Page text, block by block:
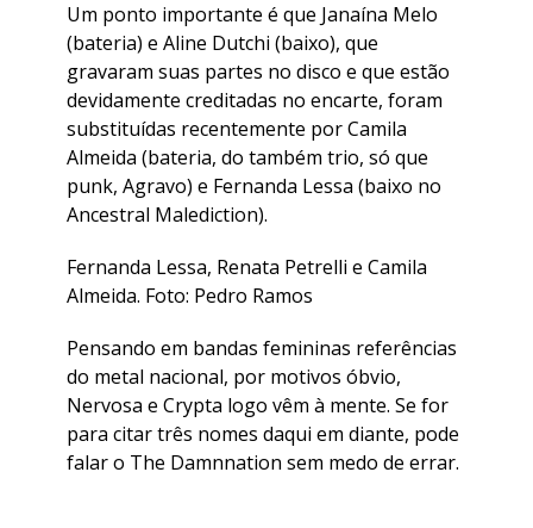
Um ponto importante é que Janaína Melo
(bateria) e Aline Dutchi (baixo), que
gravaram suas partes no disco e que estão
devidamente creditadas no encarte, foram
substituídas recentemente por Camila
Almeida (bateria, do também trio, só que
punk, Agravo) e Fernanda Lessa (baixo no
Ancestral Malediction).
Fernanda Lessa, Renata Petrelli e Camila
Almeida. Foto: Pedro Ramos
Pensando em bandas femininas referências
do metal nacional, por motivos óbvio,
Nervosa e Crypta logo vêm à mente. Se for
para citar três nomes daqui em diante, pode
falar o The Damnnation sem medo de errar.